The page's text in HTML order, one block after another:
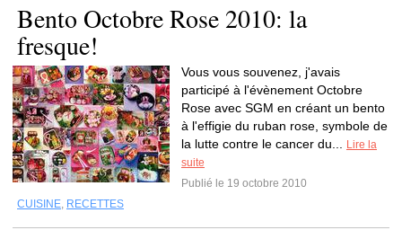
Bento Octobre Rose 2010: la
fresque!
Vous vous souvenez, j'avais
participé à l'évènement Octobre
Rose avec SGM en créant un bento
à l'effigie du ruban rose, symbole de
la lutte contre le cancer du...
Lire la
suite
Publié le 19 octobre 2010
CUISINE, RECETTES